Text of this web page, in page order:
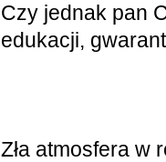
Czy jednak pan
edukacji,
Zła atmosfera w